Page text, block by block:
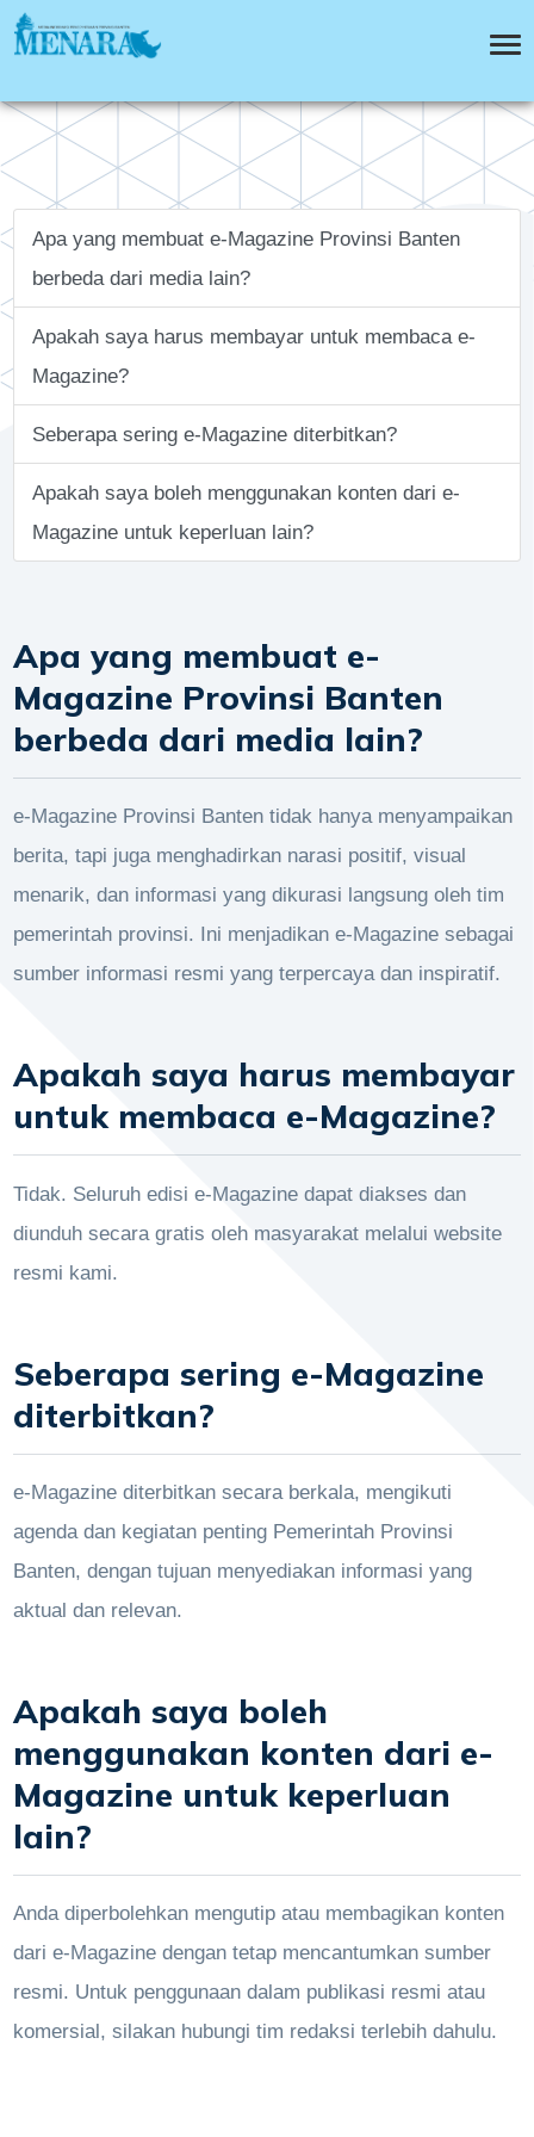
Apa yang membuat e-Magazine Provinsi Banten
berbeda dari media lain?
Apakah saya harus membayar untuk membaca e-
Magazine?
Seberapa sering e-Magazine diterbitkan?
Apakah saya boleh menggunakan konten dari e-
Magazine untuk keperluan lain?
Apa yang membuat e-
Magazine Provinsi Banten
berbeda dari media lain?
e-Magazine Provinsi Banten tidak hanya menyampaikan
berita, tapi juga menghadirkan narasi positif, visual
menarik, dan informasi yang dikurasi langsung oleh tim
pemerintah provinsi. Ini menjadikan e-Magazine sebagai
sumber informasi resmi yang terpercaya dan inspiratif.
Apakah saya harus membayar
untuk membaca e-Magazine?
Tidak. Seluruh edisi e-Magazine dapat diakses dan
diunduh secara gratis oleh masyarakat melalui website
resmi kami.
Seberapa sering e-Magazine
diterbitkan?
e-Magazine diterbitkan secara berkala, mengikuti
agenda dan kegiatan penting Pemerintah Provinsi
Banten, dengan tujuan menyediakan informasi yang
aktual dan relevan.
Apakah saya boleh
menggunakan konten dari e-
Magazine untuk keperluan
lain?
Anda diperbolehkan mengutip atau membagikan konten
dari e-Magazine dengan tetap mencantumkan sumber
resmi. Untuk penggunaan dalam publikasi resmi atau
komersial, silakan hubungi tim redaksi terlebih dahulu.